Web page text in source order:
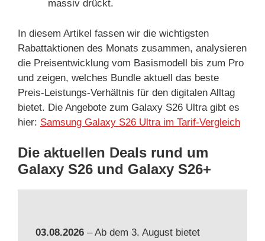
massiv drückt.
In diesem Artikel fassen wir die wichtigsten
Rabattaktionen des Monats zusammen, analysieren
die Preisentwicklung vom Basismodell bis zum Pro
und zeigen, welches Bundle aktuell das beste
Preis-Leistungs-Verhältnis für den digitalen Alltag
bietet. Die Angebote zum Galaxy S26 Ultra gibt es
hier: Samsung Galaxy S26 Ultra im Tarif-Vergleich
Die aktuellen Deals rund um
Galaxy S26 und Galaxy S26+
03.08.2026 – Ab dem 3. August bietet